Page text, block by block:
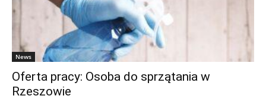
News
Oferta pracy: Osoba do sprzątania w
Rzeszowie